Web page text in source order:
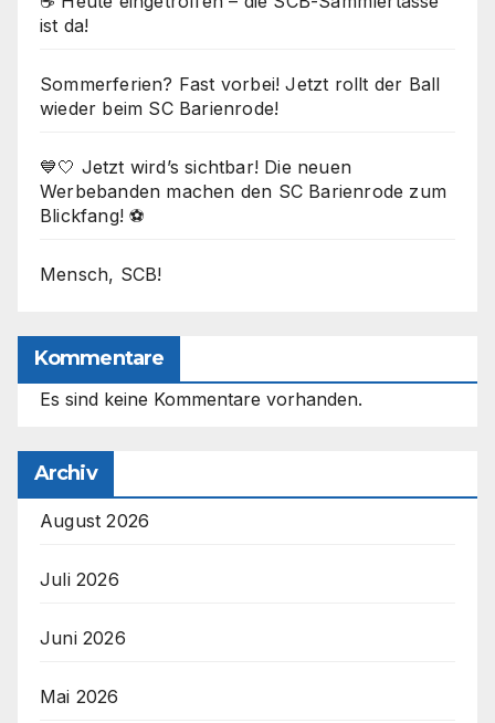
ist da!
Sommerferien? Fast vorbei! Jetzt rollt der Ball
wieder beim SC Barienrode!
💙🤍 Jetzt wird’s sichtbar! Die neuen
Werbebanden machen den SC Barienrode zum
Blickfang! ⚽
Mensch, SCB!
Kommentare
Es sind keine Kommentare vorhanden.
Archiv
August 2026
Juli 2026
Juni 2026
Mai 2026